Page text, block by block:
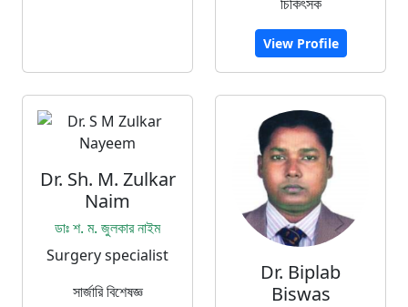
View Profile
Dr. Sh. M. Zulkar
Naim
ডাঃ শ. ম. জুলকার নাইম
Surgery specialist
সার্জারি বিশেষজ্ঞ
Dr. Biplab
Biswas